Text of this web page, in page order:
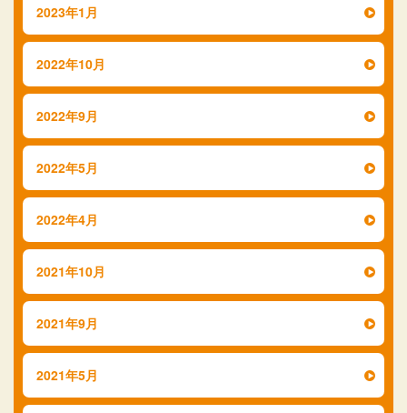
2023年1月
2022年10月
2022年9月
2022年5月
2022年4月
2021年10月
2021年9月
2021年5月